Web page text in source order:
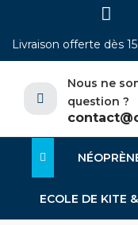
Livraison offerte dès
Nous ne
question ?
ECOLE DE KITE